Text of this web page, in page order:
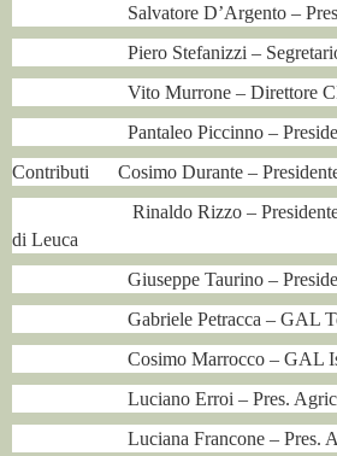
Salvatore D’Argento – Pres.
Piero Stefanizzi – Segretario
Vito Murrone – Direttore
Pantaleo Piccinno – Presidente
Contributi Cosimo Durante –
Rinaldo Rizzo – Presidente
di Leuca
Giuseppe Taurino – Presidente
Gabriele Petracca – GAL
Cosimo Marrocco – GAL
Luciano Erroi – Pres.
Luciana Francone – Pres. Ass.